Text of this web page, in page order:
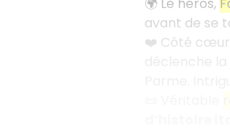
🌍 Le héros,
avant de se
❤️ Côté